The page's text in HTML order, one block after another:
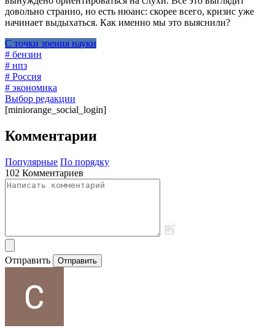
довольно странно, но есть нюанс: скорее всего, кризис уже
начинает выдыхаться. Как именно мы это выяснили?
С точки зрения науки
# бензин
# нпз
# Россия
# экономика
Выбор редакции
[miniorange_social_login]
Комментарии
Популярные По порядку
102 Комментариев
Отправить Отправить